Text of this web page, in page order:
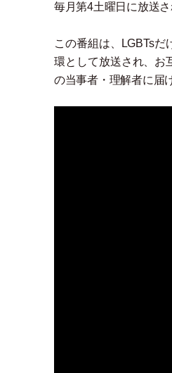
毎月第4土曜日に放送
この番組は、LGBTs
環として放送され、お
の当事者・ 理解者に届